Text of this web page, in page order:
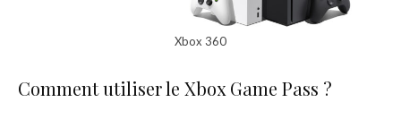
Xbox 360
Comment utiliser le Xbox Game Pass ?